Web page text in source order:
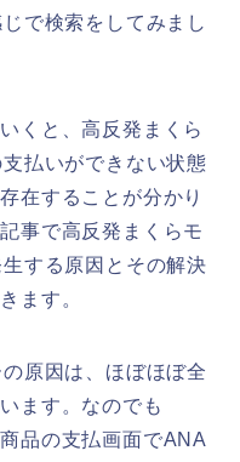
で検索をしてみまし
くと、高反発まくら
払いができない状態
在することが分かり
事で高反発まくらモ
する原因とその解決
ます。
原因は、ほぼほぼ全
ます。なのでも
品の支払画面でANA